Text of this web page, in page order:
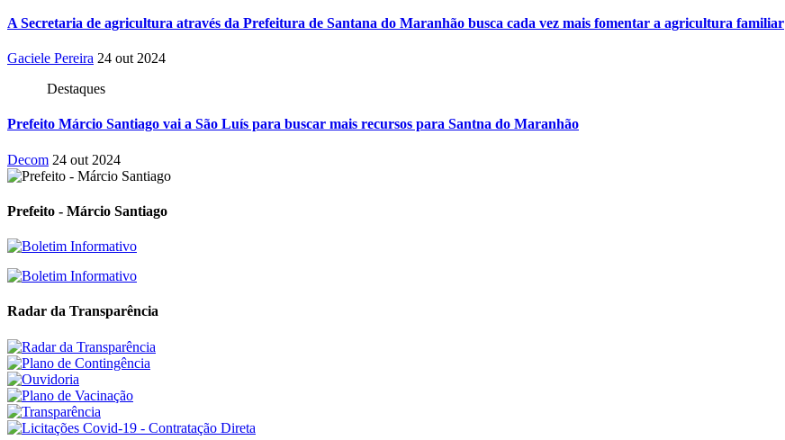
A Secretaria de agricultura através da Prefeitura de Santana do Maranhão busca cada vez mais fomentar a agricultura familiar
Gaciele Pereira 24 out 2024
Destaques
Prefeito Márcio Santiago vai a São Luís para buscar mais recursos para Santna do Maranhão
Decom 24 out 2024
Prefeito - Márcio Santiago
Radar da Transparência